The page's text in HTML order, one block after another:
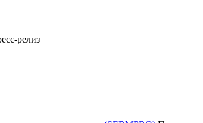
релиз